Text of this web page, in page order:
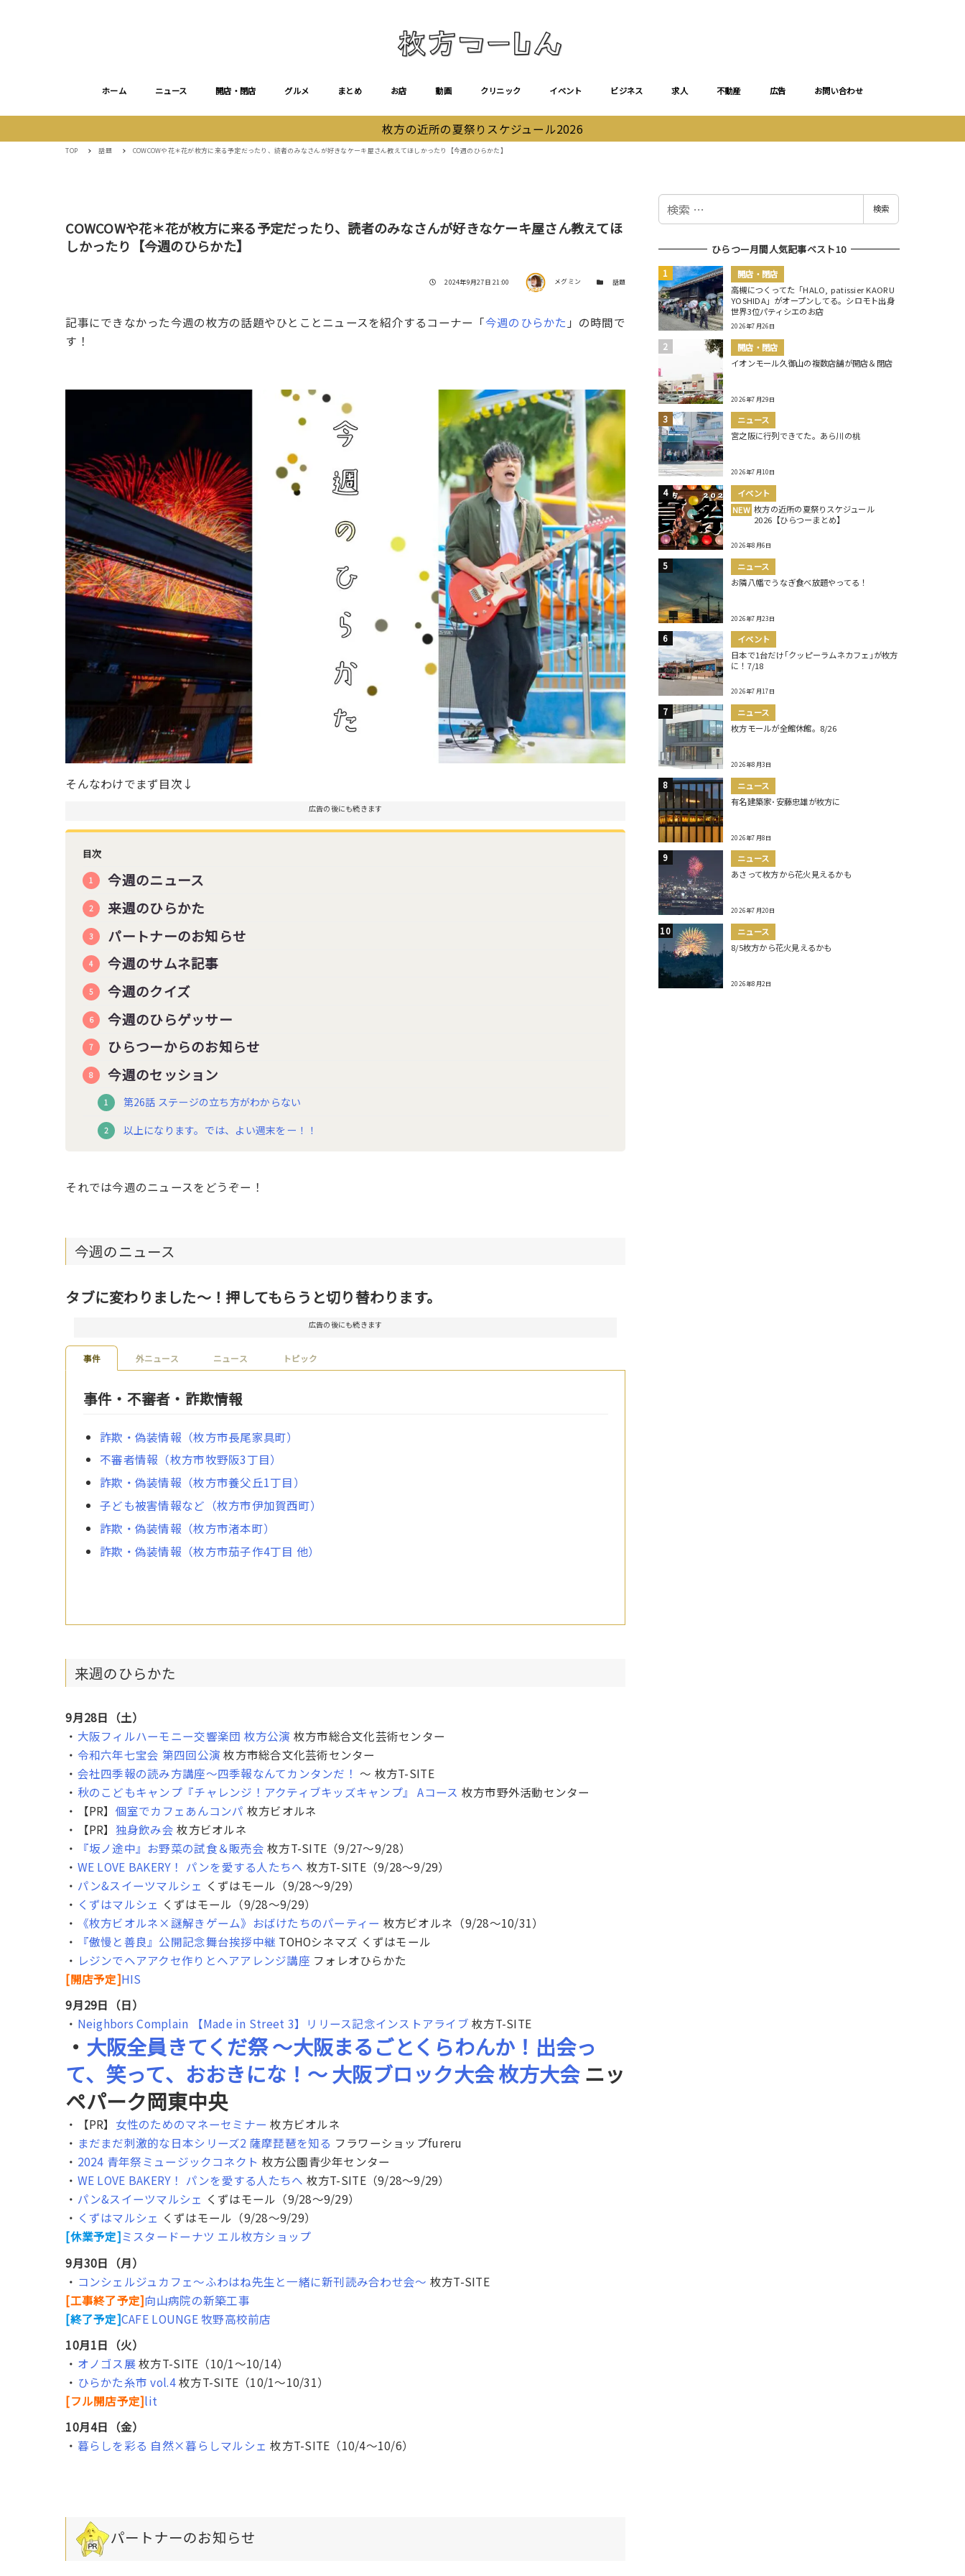
ホーム ニュース 開店・閉店 グルメ まとめ お店 動画 クリニック イベント ビジネス 求人 不動産 広告 お問い合わせ
枚方の近所の夏祭りスケジュール2026
TOP 話題 COWCOWや花＊花が枚方に来る予定だったり、読者のみなさんが好きなケーキ屋さん教えてほしかったり【今週のひらかた】
COWCOWや花＊花が枚方に来る予定だったり、読者のみなさんが好きなケーキ屋さん教えてほ
しかったり【今週のひらかた】
投稿日
2024年9月27日 21:00 著者 メグミン カテゴリー
話題
記事にできなかった今週の枚方の話題やひとことニュースを紹介するコーナー「今週のひらかた 」の時間で
す！
そんなわけでまず目次↓
広告の後にも続きます
目次
今週のニュース
来週のひらかた
パートナーのお知らせ
今週のサムネ記事
今週のクイズ
今週のひらゲッサー
ひらつーからのお知らせ
今週のセッション
第26話 ステージの立ち方がわからない
以上になります。では、よい週末をー！！
それでは今週のニュースをどうぞー！
今週のニュース
タブに変わりました〜！押してもらうと切り替わります。
広告の後にも続きます
事件 外ニュース ニュース トピック
事件・不審者・詐欺情報
詐欺・偽装情報（枚方市長尾家具町）
不審者情報（枚方市牧野阪3丁目）
詐欺・偽装情報（枚方市養父丘1丁目）
子ども被害情報など（枚方市伊加賀西町）
詐欺・偽装情報（枚方市渚本町）
詐欺・偽装情報（枚方市茄子作4丁目 他）
来週のひらかた
9月28日（土）
・ 大阪フィルハーモニー交響楽団 枚方公演 枚方市総合文化芸術センター
・ 令和六年七宝会 第四回公演 枚方市総合文化芸術センター
・ 会社四季報の読み方講座～四季報なんてカンタンだ！ ～ 枚方T-SITE
・ 秋のこどもキャンプ『チャレンジ！アクティブキッズキャンプ』 Aコース 枚方市野外活動センター
・【PR】 個室でカフェあんコンパ 枚方ビオルネ
・【PR】 独身飲み会 枚方ビオルネ
・
『坂ノ途中』お野菜の試食＆販売会 枚方T-SITE（9/27〜9/28）
・ WE LOVE BAKERY！ パンを愛する人たちへ 枚方T-SITE（9/28〜9/29）
・ パン&スイーツマルシェ くずはモール（9/28〜9/29）
・ くずはマルシェ くずはモール（9/28〜9/29）
・
《枚方ビオルネ×謎解きゲーム》おばけたちのパーティー 枚方ビオルネ（9/28〜10/31）
・
『傲慢と善良』公開記念舞台挨拶中継 TOHOシネマズ くずはモール
・ レジンでヘアアクセ作りとヘアアレンジ講座 フォレオひらかた
[開店予定]HIS
9月29日（日）
・ Neighbors Complain 【Made in Street 3】リリース記念インストアライブ 枚方T-SITE
・ 大阪全員きてくだ祭 ～大阪まるごとくらわんか！出会っ
て、笑って、おおきにな！～ 大阪ブロック大会 枚方大会 ニッ
ペパーク岡東中央
・【PR】 女性のためのマネーセミナー 枚方ビオルネ
・ まだまだ刺激的な日本シリーズ2 薩摩琵琶を知る フラワーショップfureru
・ 2024 青年祭ミュージックコネクト 枚方公園青少年センター
・ WE LOVE BAKERY！ パンを愛する人たちへ 枚方T-SITE（9/28〜9/29）
・ パン&スイーツマルシェ くずはモール（9/28〜9/29）
・ くずはマルシェ くずはモール（9/28〜9/29）
[休業予定]ミスタードーナツ エル枚方ショップ
9月30日（月）
・ コンシェルジュカフェ～ふわはね先生と一緒に新刊読み合わせ会～ 枚方T-SITE
[工事終了予定]向山病院の新築工事
[終了予定]CAFE LOUNGE 牧野高校前店
10月1日（火）
・ オノゴス展枚方T-SITE（10/1〜10/14）
・ ひらかた糸市 vol.4枚方T-SITE（10/1〜10/31）
[フル開店予定]lit
10月4日（金）
・ 暮らしを彩る 自然×暮らしマルシェ 枚方T-SITE（10/4〜10/6）
パートナーのお知らせ
検
検索
ひらつー月間人気記事ベスト10
開店・閉店
高槻につくってた「HALO, patissier KAORU
YOSHIDA」がオープンしてる。シロモト出身
世界3位パティシエのお店
2026年7月26日
開店・閉店
イオンモール久御山の複数店舗が開店＆閉店
2026年7月29日
ニュース
宮之阪に行列できてた。あら川の桃
2026年7月10日
イベント
NEW 枚方の近所の夏祭りスケジュール
2026【ひらつーまとめ】
2026年8月6日
ニュース
お隣八幡でうなぎ食べ放題やってる！
2026年7月23日
イベント
日本で1台だけ｢クッピーラムネカフェ｣が枚方
に！7/18
2026年7月17日
ニュース
枚方モールが全館休館。8/26
2026年8月3日
ニュース
有名建築家･安藤忠雄が枚方に
2026年7月8日
ニュース
あさって枚方から花火見えるかも
2026年7月20日
ニュース
8/5枚方から花火見えるかも
2026年8月2日